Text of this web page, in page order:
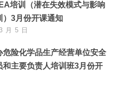
培训（潜在失效模式与影响
）3月份开课通知
月 5 日
危险化学品生产经营单位安全
和主要负责人培训班3月份开